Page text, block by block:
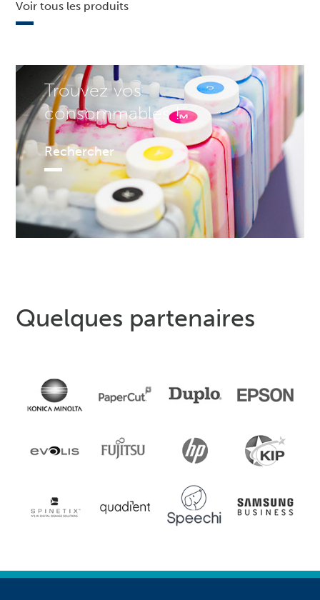
Trouvez vos
consommables !
Rechercher
Voir tous les produits
Quelques partenaires